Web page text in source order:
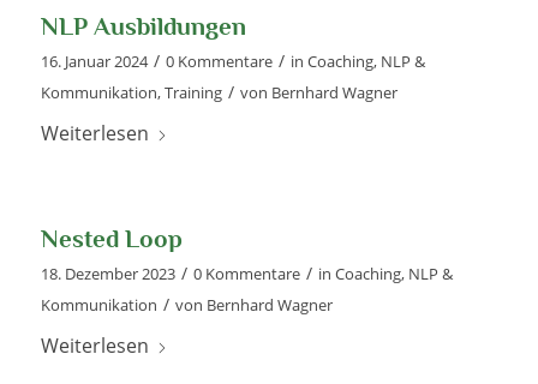
NLP Ausbildungen
16. Januar 2024 / 0 Kommentare / in Coaching, NLP &
Kommunikation,Training / von Bernhard Wagner
Weiterlesen
Nested Loop
18. Dezember 2023 / 0 Kommentare / in Coaching, NLP &
Kommunikation / von Bernhard Wagner
Weiterlesen